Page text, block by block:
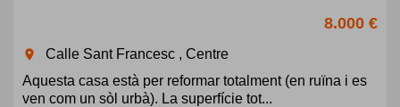
8.000 €
room
Calle Sant Francesc , Centre
Aquesta casa està per reformar totalment (en ruïna i es
ven com un sòl urbà). La superfície tot...